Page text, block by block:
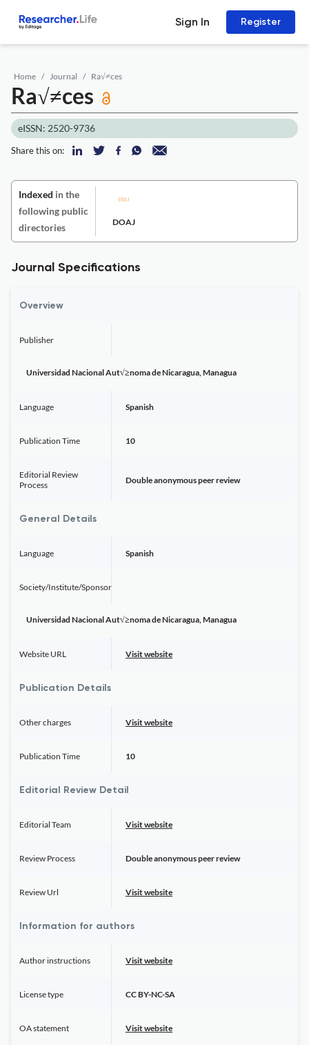
Sign In Register
Home Journal Ra√≠ces
Ra√≠ces
eISSN: 2520-9736
Share this on:
Indexed in the
following public
directories
DOAJ
Journal Specifications
Overview
Publisher
Universidad Nacional Aut√≥noma de Nicaragua, Managua
Language Spanish
Publication Time 10
Editorial Review
Process
Double anonymous peer review
General Details
Language Spanish
Society/Institute/Sponsor
Universidad Nacional Aut√≥noma de Nicaragua, Managua
Website URL Visit website
Publication Details
Other charges Visit website
Publication Time 10
Editorial Review Detail
Editorial Team Visit website
Review Process Double anonymous peer review
Review Url Visit website
Information for authors
Author instructions Visit website
License type CC BY-NC-SA
OA statement Visit website